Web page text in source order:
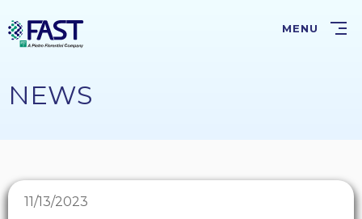
al
contenuto
MENU
NEWS
11/13/2023